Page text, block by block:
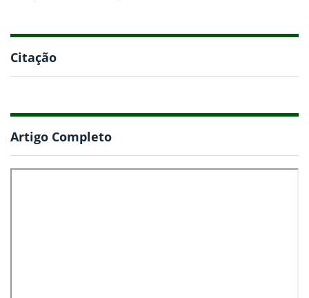
Citação
Artigo Completo